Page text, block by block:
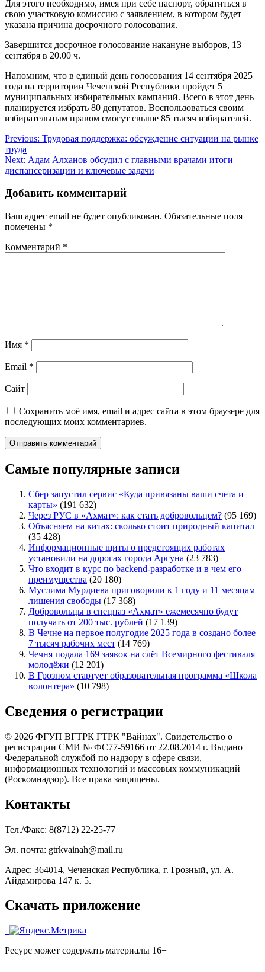
Для этого необходимо, имея при себе паспорт, обратиться в
свою участковую комиссию с заявлением, в котором будет
указана причина досрочного голосования.
Завершится досрочное голосование накануне выборов, 13
сентября в 20.00 ч.
Напомним, что в единый день голосования 14 сентября 2025
года на территории Чеченской Республики пройдет 5
муниципальных избирательных кампаний. Всего в этот день
планируется избрать 80 депутатов. Воспользоваться своим
избирательным правом смогут свыше 85 тысяч избирателей.
Навигация
по
записям
Previous: Трудовая поддержка: обсуждение ситуации на рынке
труда
Next: Адам Алханов обсудил с главными врачами итоги
диспансеризации и ключевые задачи
Добавить комментарий
Ваш адрес email не будет опубликован. Обязательные поля
помечены *
Комментарий *
Имя *
Email *
Сайт
Сохранить моё имя, email и адрес сайта в этом браузере для
последующих моих комментариев.
Самые популярные записи
Сбер запустил сервис «Куда привязаны ваши счета и
карты» (191 632)
Через РУС в «Ахмат»: как стать добровольцем? (95 169)
Объясняем на китах: сколько стоит природный капитал
(35 428)
Информационные щиты о предстоящих работах
установили на дорогах города Аргуна (23 783)
Что входит в курс по backend-разработке и в чем его
преимущества (20 180)
Муслима Мурдиева приговорили к 1 году и 11 месяцам
лишения свободы (17 368)
Добровольцы в спецназ «Ахмат» ежемесячно будут
получать от 200 тыс. рублей (17 139)
В Чечне на первое полугодие 2025 года в создано более
7 тысяч рабочих мест (14 769)
Чечня подала 169 заявок на слёт Всемирного фестиваля
молодёжи (12 201)
В Грозном стартует образовательная программа «Школа
волонтера» (10 798)
Сведения о регистрации
© 2026 ФГУП ВГТРК ГТРК "Вайнах". Свидетельство о
регистрации СМИ № ФС77-59166 от 22.08.2014 г. Выдано
Федеральной службой по надзору в сфере связи,
информационных технологий и массовых коммуникаций
(Роскомнадзор). Все права защищены.
Контакты
Тел./Факс: 8(8712) 22-25-77
Эл. почта: gtrkvainah@mail.ru
Адрес: 364014, Чеченская Республика, г. Грозный, ул. А.
Айдамирова 147 к. 5.
Скачать приложение
Ресурс может содержать материалы 16+